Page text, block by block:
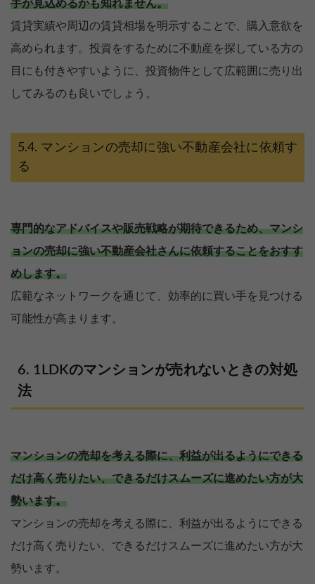
手が見込めるかも知れません。
賃貸実績や周辺の賃貸相場を明示することで、購入意欲を
高められます。投資をするために不動産を探している方の
目にも付きやすいように、投資物件として広範囲に売り出
してみるのも良いでしょう。
マンションの売却に強い不動産会社に依頼す
る
専門的なアドバイスや販売戦略が期待できるため、マンシ
ョンの売却に強い不動産会社さんに依頼することをおすす
めします。
広範なネットワークを通じて、効率的に買い手を見つける
可能性が高まります。
1LDKのマンションが売れないときの対処
法
マンションの売却を考える際に、利益が出るようにできる
だけ高く売りたい、できるだけスムーズに進めたい方が大
勢います。
マンションの売却を考える際に、利益が出るようにできる
だけ高く売りたい、できるだけスムーズに進めたい方が大
勢います。